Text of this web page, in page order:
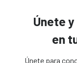
Únete
en
Únete para